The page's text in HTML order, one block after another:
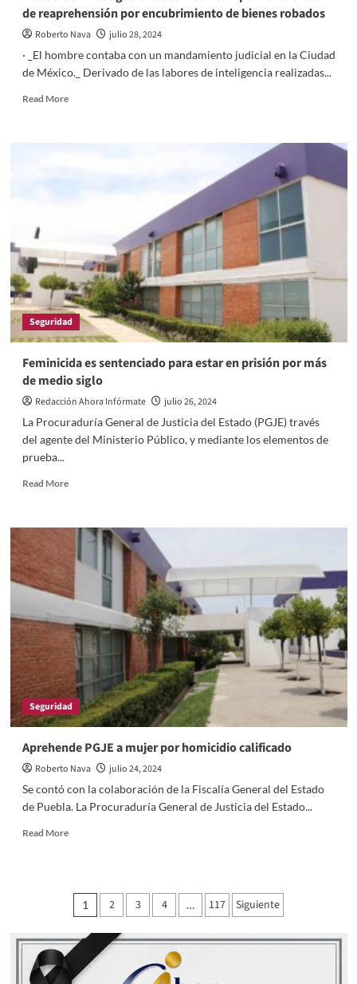
de reaprehensión por encubrimiento de bienes robados
Roberto Nava
julio 28, 2024
· _El hombre contaba con un mandamiento judicial en la Ciudad
de México._ Derivado de las labores de inteligencia realizadas...
Read MoreRead
Policía
de
reaprehensión
por
encubrimiento
de
bienes
Seguridad
Feminicida es sentenciado para estar en prisión por más
de medio siglo
Redacción Ahora Infórmate
julio 26, 2024
La Procuraduría General de Justicia del Estado (PGJE) través
del agente del Ministerio Público, y mediante los elementos de
prueba...
Read MoreRead
Feminicida
sentenciado
estar
en
prisión
por
más
de
medio
siglo
Seguridad
Aprehende PGJE a mujer por homicidio calificado
Roberto Nava
julio 24, 2024
Se contó con la colaboración de la Fiscalía General del Estado
de Puebla. La Procuraduría General de Justicia del Estado...
Read MoreRead
PGJE
mujer
por
homicidio
calificado
Paginación
de
entradas
1 2 3 4 … 117 Siguiente